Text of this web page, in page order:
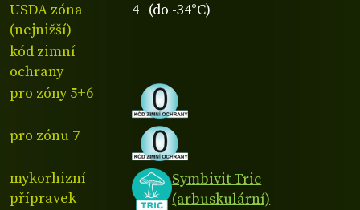
USDA zóna
(nejnižší)
4 (do -34°C)
kód zimní
ochrany
pro zóny 5+6
pro zónu 7
mykorhizní
přípravek
Symbivit Tric
(arbuskulární)